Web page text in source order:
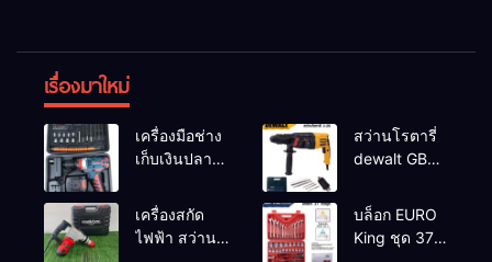
เรื่องมาใหม่
เครื่องมือช่าง
เก็บเงินปลาย
สว่านโรตารี่
dewalt GBH
2-26 DFR ทุ่น
ทองแดงแท้
100%
เครื่องสกัด
ไฟฟ้า สว่าน
บล็อก EURO
King ชุด 37